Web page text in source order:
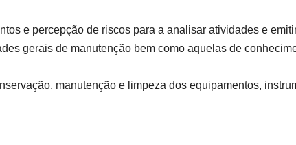
e percepção de riscos para a analisar atividades e
gerais de manutenção bem como aquelas de
manutenção e limpeza dos equipamentos,